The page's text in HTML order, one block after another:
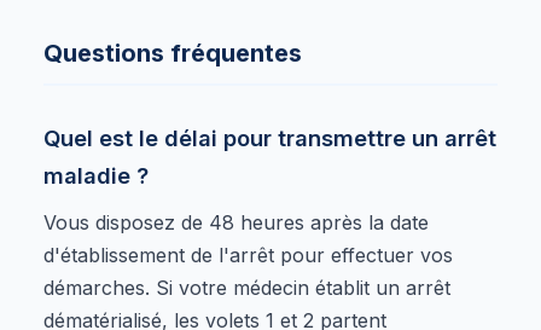
Questions fréquentes
Quel est le délai pour transmettre un arrêt
maladie ?
Vous disposez de 48 heures après la date
d'établissement de l'arrêt pour effectuer vos
démarches. Si votre médecin établit un arrêt
dématérialisé, les volets 1 et 2 partent